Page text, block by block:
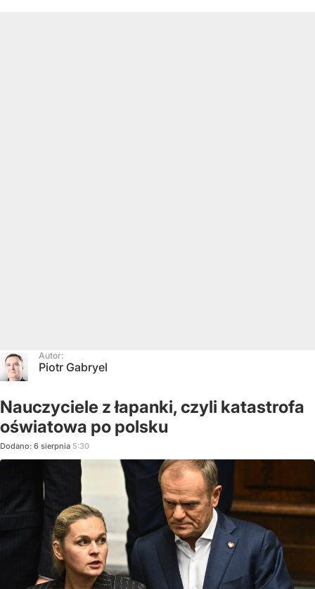
Autor:
Piotr Gabryel
Nauczyciele z łapanki, czyli katastrofa
oświatowa po polsku
Dodano: 6 sierpnia 5:30